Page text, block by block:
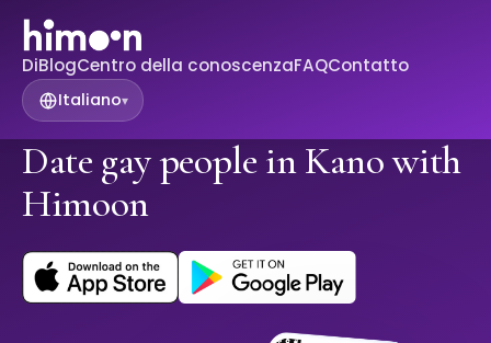
DiBlogCentro della conoscenzaFAQContatto
Italiano▾
Date gay people in Kano with
Himoon